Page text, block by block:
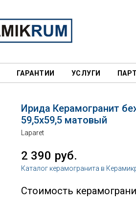
ГАРАНТИИ УСЛУГИ
Ирида Керамогранит
59,5х59,5 матовый
Laparet
2 390 руб.
Каталог керамогранита в
Стоимость